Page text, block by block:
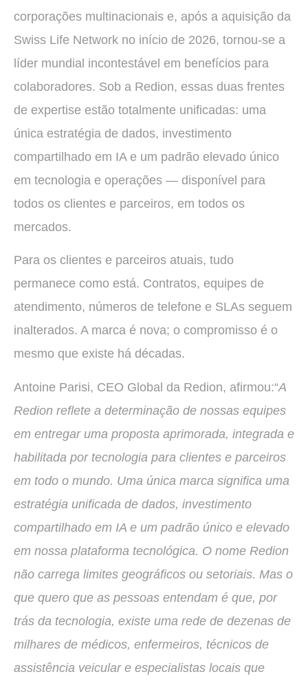
corporações multinacionais e, após a aquisição da
Swiss Life Network no início de 2026, tornou-se a
líder mundial incontestável em benefícios para
colaboradores. Sob a Redion, essas duas frentes
de expertise estão totalmente unificadas: uma
única estratégia de dados, investimento
compartilhado em IA e um padrão elevado único
em tecnologia e operações — disponível para
todos os clientes e parceiros, em todos os
mercados.
Para os clientes e parceiros atuais, tudo
permanece como está. Contratos, equipes de
atendimento, números de telefone e SLAs seguem
inalterados. A marca é nova; o compromisso é o
mesmo que existe há décadas.
Antoine Parisi, CEO Global da Redion, afirmou:“A
Redion reflete a determinação de nossas equipes
em entregar uma proposta aprimorada, integrada e
habilitada por tecnologia para clientes e parceiros
em todo o mundo. Uma única marca significa uma
estratégia unificada de dados, investimento
compartilhado em IA e um padrão único e elevado
em nossa plataforma tecnológica. O nome Redion
não carrega limites geográficos ou setoriais. Mas o
que quero que as pessoas entendam é que, por
trás da tecnologia, existe uma rede de dezenas de
milhares de médicos, enfermeiros, técnicos de
assistência veicular e especialistas locais que